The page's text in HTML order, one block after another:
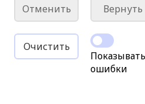
Отменить Вернуть
Очистить
Показывать
ошибки